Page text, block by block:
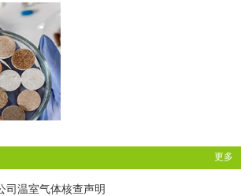
更多
司温室气体核查声明